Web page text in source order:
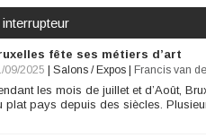
fête ses métiers d’art
09/2025 Salons / Expos Francis van
les mois de juillet et d’Août,
plat pays depuis des siècles.